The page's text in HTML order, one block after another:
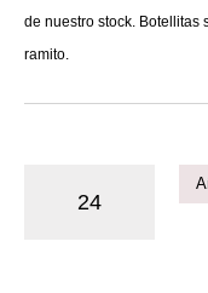
de nuestro stock. Botellitas
ramito.